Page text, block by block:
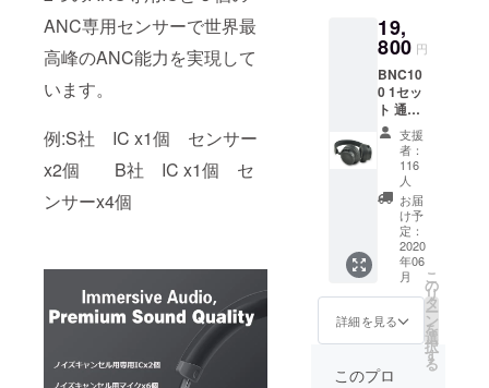
ANC専用センサーで世界最
高峰のANC能力を実現して
います。
例:S社 IC x1個 センサー
x2個 B社 IC x1個 セ
ンサーx4個
19,
800 円
BNC10
0 1セッ
ト 通常
販売予
定価
格:2980
0円です
が、モ
ニター
先行価
格とし
19800
円でご
提供し
み) 安心
支援
者：
116
人
お届
け予
定：
2020
年06
月
詳細を見る
こ
の
リ
タ
ー
ン
を
選
択
す
る
このプロ